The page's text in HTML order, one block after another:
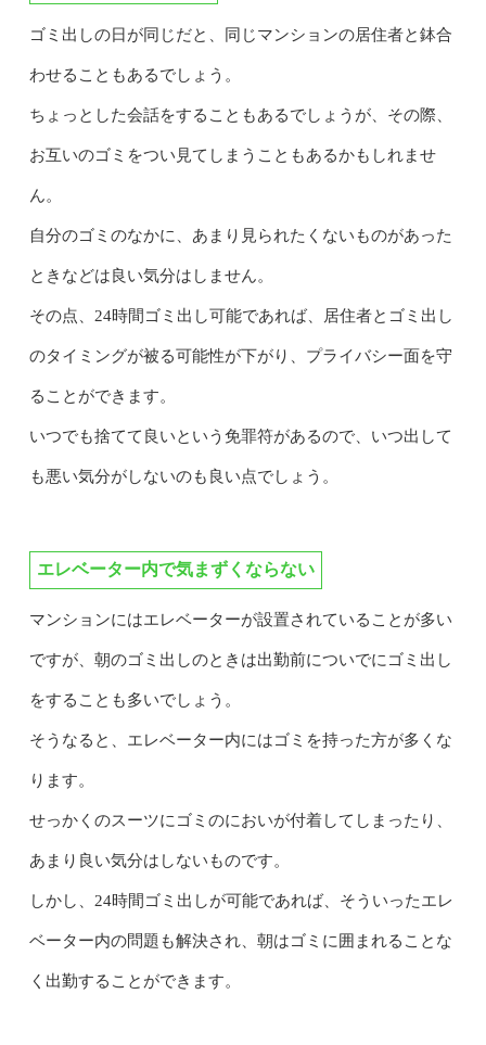
ゴミ出しの日が同じだと、同じマンションの居住者と鉢合
わせることもあるでしょう。
ちょっとした会話をすることもあるでしょうが、その際、
お互いのゴミをつい見てしまうこともあるかもしれませ
ん。
自分のゴミのなかに、あまり見られたくないものがあった
ときなどは良い気分はしません。
その点、24時間ゴミ出し可能であれば、居住者とゴミ出し
のタイミングが被る可能性が下がり、プライバシー面を守
ることができます。
いつでも捨てて良いという免罪符があるので、いつ出して
も悪い気分がしないのも良い点でしょう。
エレベーター内で気まずくならない
マンションにはエレベーターが設置されていることが多い
ですが、朝のゴミ出しのときは出勤前についでにゴミ出し
をすることも多いでしょう。
そうなると、エレベーター内にはゴミを持った方が多くな
ります。
せっかくのスーツにゴミのにおいが付着してしまったり、
あまり良い気分はしないものです。
しかし、24時間ゴミ出しが可能であれば、そういったエレ
ベーター内の問題も解決され、朝はゴミに囲まれることな
く出勤することができます。